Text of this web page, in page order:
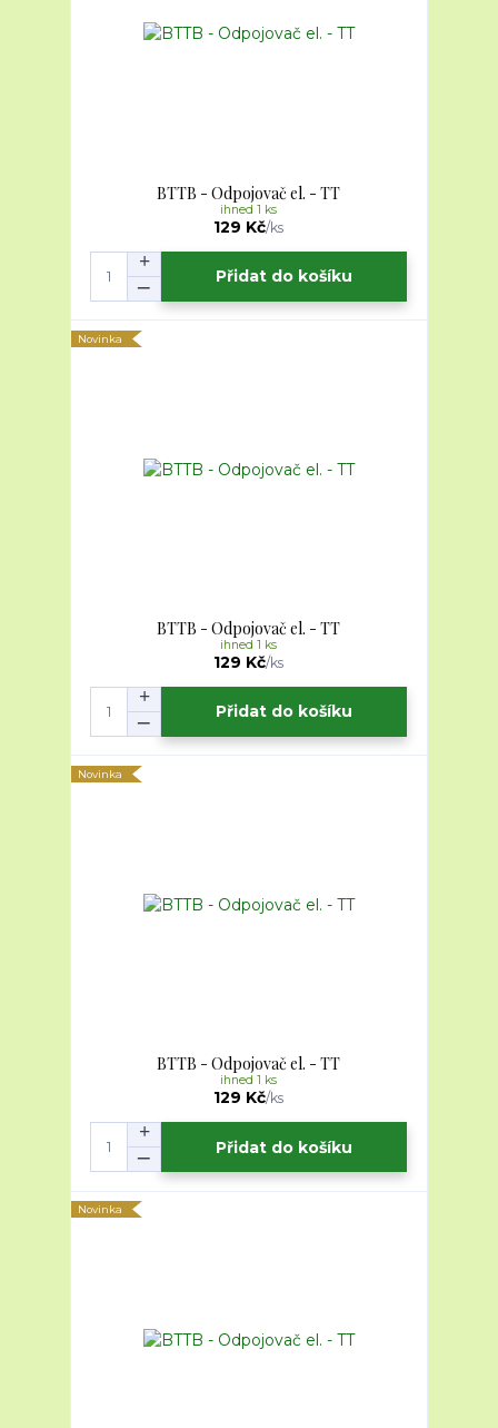
BTTB - Odpojovač el. - TT
129 Kč/ks
ihned 1 ks
Přidat do košíku
Novinka
BTTB - Odpojovač el. - TT
129 Kč/ks
ihned 1 ks
Přidat do košíku
Novinka
BTTB - Odpojovač el. - TT
129 Kč/ks
ihned 1 ks
Přidat do košíku
Novinka